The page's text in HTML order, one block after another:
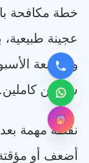
خطة مكافحة
عجينة
والمتابعة
شهرين كاملين.
نقطة مهمة بعد:
أضعف أو